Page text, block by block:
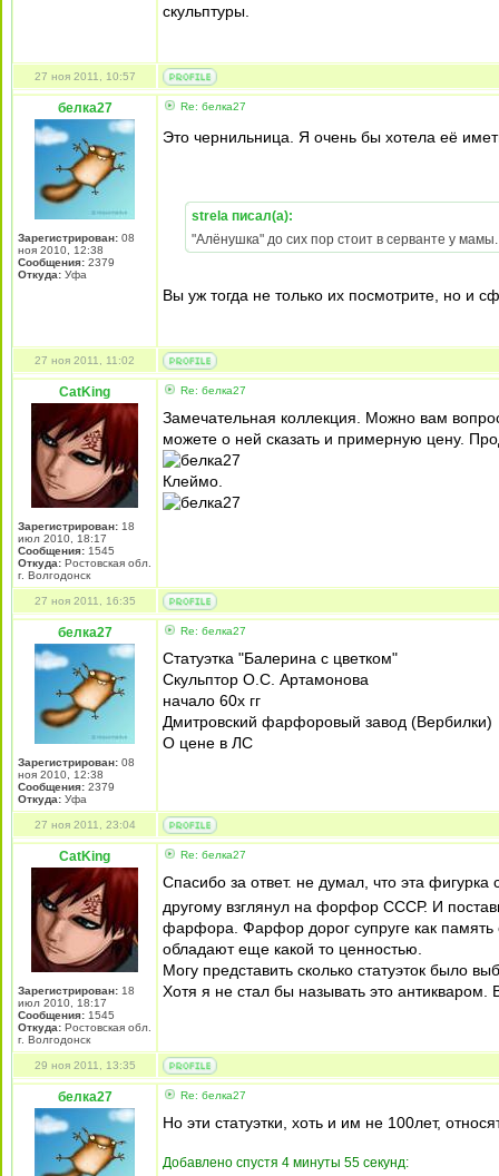
скульптуры.
27 ноя 2011, 10:57
белка27
Зарегистрирован: 08
ноя 2010, 12:38
Сообщения: 2379
Откуда: Уфа
Re: белка27
Это чернильница. Я очень бы хотела её
strela писал(а):
"Алёнушка" до сих пор стоит в серванте у
Вы уж тогда не только их посмотрите, но и
27 ноя 2011, 11:02
CatKing
Зарегистрирован: 18
июл 2010, 18:17
Сообщения: 1545
Откуда: Ростовская обл.
г. Волгодонск
Re: белка27
Замечательная коллекция. Можно вам
можете о ней сказать и примерную цену.
Клеймо.
27 ноя 2011, 16:35
белка27
Зарегистрирован: 08
ноя 2010, 12:38
Сообщения: 2379
Откуда: Уфа
Re: белка27
Статуэтка "Балерина с цветком"
Скульптор О.С. Артамонова
начало 60х гг
Дмитровский фарфоровый завод (Вербилки)
О цене в ЛС
27 ноя 2011, 23:04
CatKing
Зарегистрирован: 18
июл 2010, 18:17
Сообщения: 1545
Откуда: Ростовская обл.
г. Волгодонск
Re: белка27
Спасибо за ответ. не думал, что эта
другому взглянул на форфор СССР. И
фарфора. Фарфор дорог супруге как
обладают еще какой то ценностью.
Могу представить сколько статуэток было
Хотя я не стал бы называть это антикваром.
29 ноя 2011, 13:35
белка27 Re: белка27
Но эти статуэтки, хоть и им не 100лет,
Добавлено спустя 4 минуты 55 секунд: